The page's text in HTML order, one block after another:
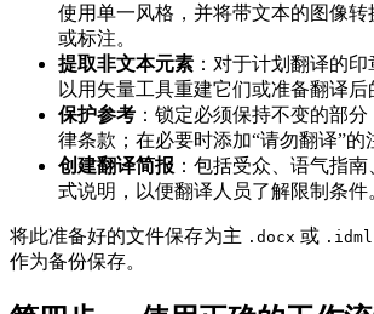
使用单一风格，并将带文本的图像转
或标注。
提取非文本元素 ：对于计划翻译的
以用矢量工具重建它们或准备翻译后
保护参考 ：锁定必须保持不变的部
律条款；在必要时添加“请勿翻译”的
创建翻译简报 ：包括受众、语气指
式说明，以便翻译人员了解限制条件
将此准备好的文件保存为主 .docx 或 .idml
作为备份保存。